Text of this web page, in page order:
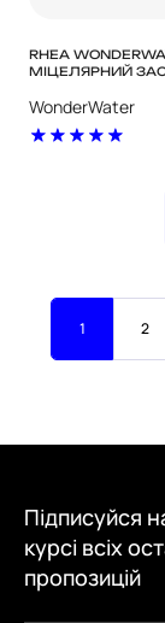
RHEA
МІЦЕЛЯРНИЙ
WonderWater
1 2
Підписуйся
курсі всіх
пропозицій